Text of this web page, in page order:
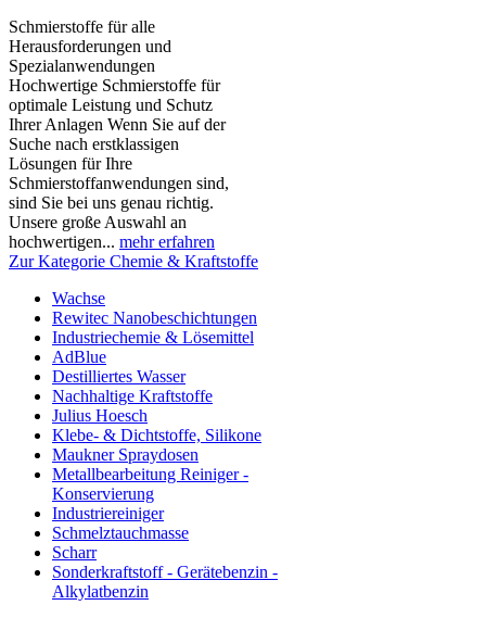
Schmierstoffe für alle
Herausforderungen und
Spezialanwendungen
Hochwertige Schmierstoffe für
optimale Leistung und Schutz
Ihrer Anlagen Wenn Sie auf der
Suche nach erstklassigen
Lösungen für Ihre
Schmierstoffanwendungen sind,
sind Sie bei uns genau richtig.
Unsere große Auswahl an
hochwertigen... mehr erfahren
Zur Kategorie Chemie & Kraftstoffe
Wachse
Rewitec Nanobeschichtungen
Industriechemie & Lösemittel
AdBlue
Destilliertes Wasser
Nachhaltige Kraftstoffe
Julius Hoesch
Klebe- & Dichtstoffe, Silikone
Maukner Spraydosen
Metallbearbeitung Reiniger -
Konservierung
Industriereiniger
Schmelztauchmasse
Scharr
Sonderkraftstoff - Gerätebenzin -
Alkylatbenzin